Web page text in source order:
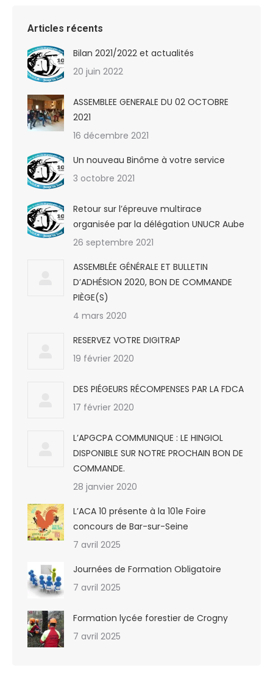
Articles récents
Bilan 2021/2022 et actualités
20 juin 2022
ASSEMBLEE GENERALE DU 02 OCTOBRE
2021
16 décembre 2021
Un nouveau Binôme à votre service
3 octobre 2021
Retour sur l’épreuve multirace
organisée par la délégation UNUCR Aube
26 septembre 2021
ASSEMBLÉE GÉNÉRALE ET BULLETIN
D’ADHÉSION 2020, BON DE COMMANDE
PIÈGE(S)
4 mars 2020
RESERVEZ VOTRE DIGITRAP
19 février 2020
DES PIÉGEURS RÉCOMPENSES PAR LA FDCA
17 février 2020
L’APGCPA COMMUNIQUE : LE HINGIOL
DISPONIBLE SUR NOTRE PROCHAIN BON DE
COMMANDE.
28 janvier 2020
L’ACA 10 présente à la 101e Foire
concours de Bar-sur-Seine
7 avril 2025
Journées de Formation Obligatoire
7 avril 2025
Formation lycée forestier de Crogny
7 avril 2025